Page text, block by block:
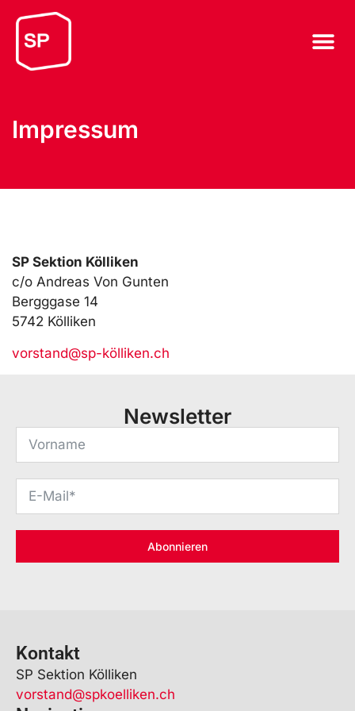
Impressum
SP Sektion Kölliken
c/o Andreas Von Gunten
Bergggase 14
5742 Kölliken
vorstand@sp-kölliken.ch
Newsletter
Abonnieren
Kontakt
SP Sektion Kölliken
vorstand@spkoelliken.ch